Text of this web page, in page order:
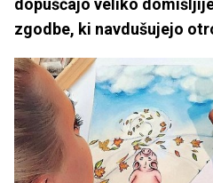
dopuščajo veliko
zgodbe, ki navdušujejo